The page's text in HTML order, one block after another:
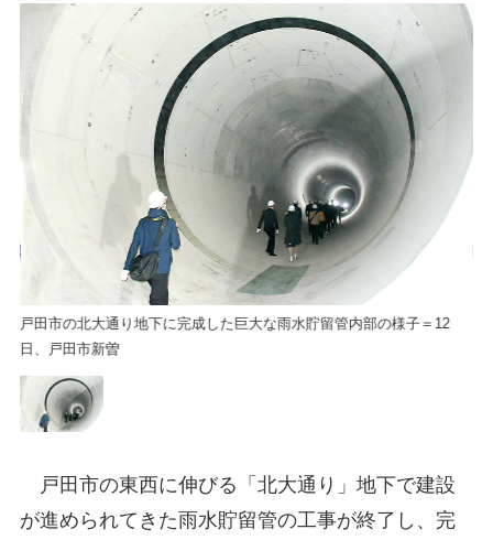
戸田市の北大通り地下に完成した巨大な雨水貯留管内部の様子＝12
日、戸田市新曽
戸田市の東西に伸びる「北大通り」地下で建設
が進められてきた雨水貯留管の工事が終了し、完